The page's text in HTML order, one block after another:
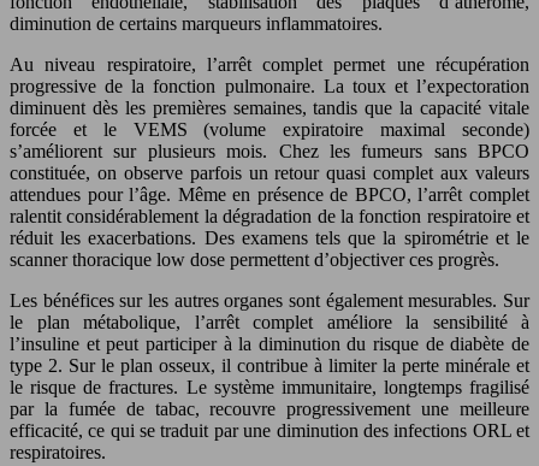
diminution de certains marqueurs inflammatoires.
Au niveau respiratoire, l’arrêt complet permet une récupération
progressive de la fonction pulmonaire. La toux et l’expectoration
diminuent dès les premières semaines, tandis que la capacité vitale
forcée et le VEMS (volume expiratoire maximal seconde)
s’améliorent sur plusieurs mois. Chez les fumeurs sans BPCO
constituée, on observe parfois un retour quasi complet aux valeurs
attendues pour l’âge. Même en présence de BPCO, l’arrêt complet
ralentit considérablement la dégradation de la fonction respiratoire et
réduit les exacerbations. Des examens tels que la spirométrie et le
scanner thoracique low dose permettent d’objectiver ces progrès.
Les bénéfices sur les autres organes sont également mesurables. Sur
le plan métabolique, l’arrêt complet améliore la sensibilité à
l’insuline et peut participer à la diminution du risque de diabète de
type 2. Sur le plan osseux, il contribue à limiter la perte minérale et
le risque de fractures. Le système immunitaire, longtemps fragilisé
par la fumée de tabac, recouvre progressivement une meilleure
efficacité, ce qui se traduit par une diminution des infections ORL et
respiratoires.